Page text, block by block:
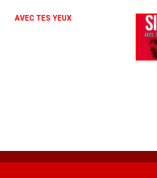
AVEC TES YEUX